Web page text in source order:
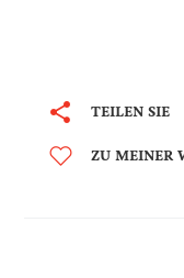
TEILEN SIE
ZU MEINER